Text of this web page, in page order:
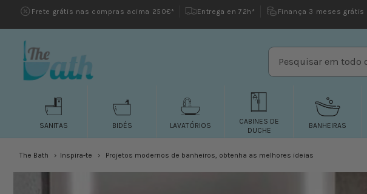
para oFrete grátis nas compras acima 250€* Entrega en 72h* Finança 3 meses grátis
SANITAS BIDÉS LAVATÓRIOS
CABINES DE
DUCHE
BANHEIRAS
Pesquisar em todo
The Bath Inspira-te Projetos modernos de banheiros, obtenha as melhores ideias